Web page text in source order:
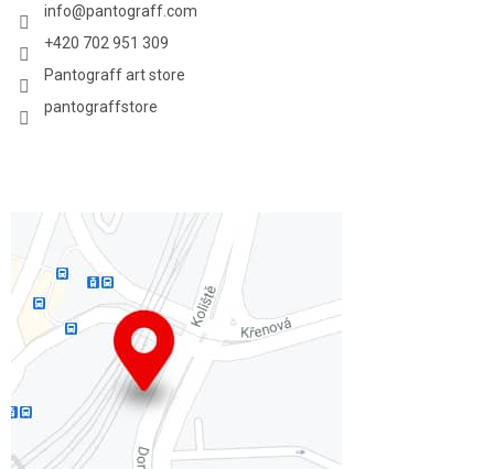
info@pantograff.com
+420 702 951 309
Pantograff art store
pantograffstore